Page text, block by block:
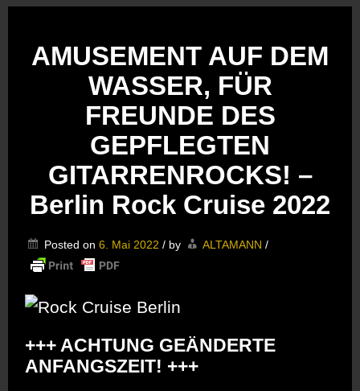
AMUSEMENT AUF DEM
WASSER, FÜR
FREUNDE DES
GEPFLEGTEN
GITARRENROCKS! –
Berlin Rock Cruise 2022
Posted on 6. Mai 2022 / by ALTAMANN /
+++ ACHTUNG GEÄNDERTE
ANFANGSZEIT! +++